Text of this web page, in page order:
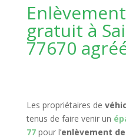
gratuit à
77670
Les propriétaires de
tenus de faire venir un
77pour l’enlèvement de